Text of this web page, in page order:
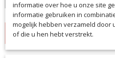
IN WINKELWAGEN
informatie over hoe u onze site
informatie gebruiken in
mogelijk hebben verzameld door
of die u hen hebt verstrekt.